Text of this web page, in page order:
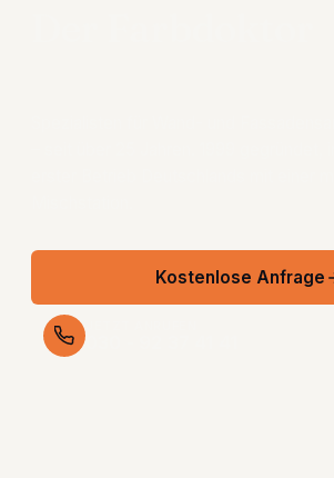
Kostenlose Anfrage